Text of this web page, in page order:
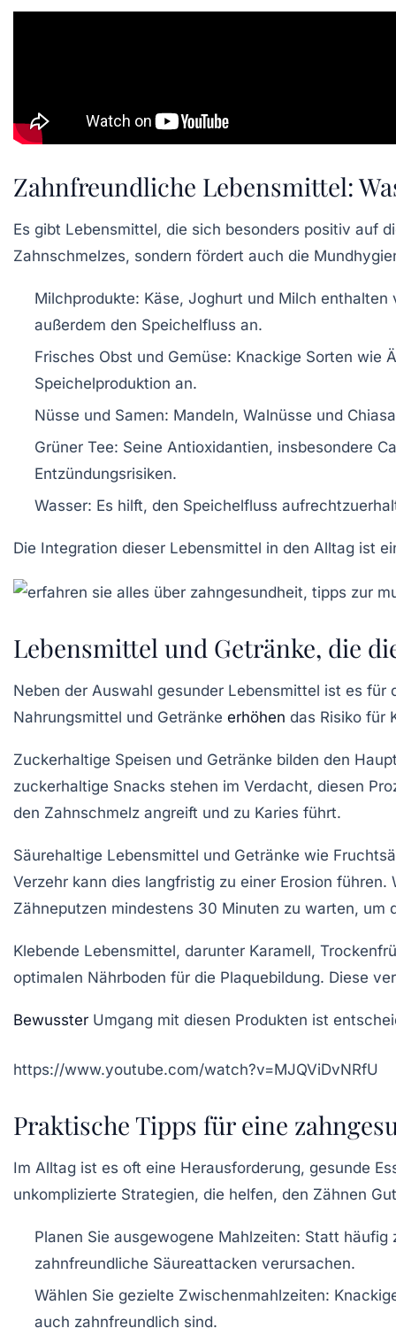
Zahnfreundliche Lebensmittel:
Es gibt Lebensmittel, die sich besonders positiv auf
Zahnschmelzes, sondern fördert auch die
Milchprodukte: Käse, Joghurt und Milch
außerdem den Speichelfluss an.
Frisches Obst und Gemüse: Knackige Sorten wie
Speichelproduktion an.
Nüsse und Samen: Mandeln, Walnüsse und
Grüner Tee: Seine Antioxidantien, insbesondere
Entzündungsrisiken.
Wasser: Es hilft, den Speichelfluss
Die Integration dieser Lebensmittel in den Alltag ist
Lebensmittel und Getränke, die
Neben der Auswahl gesunder Lebensmittel ist es
Nahrungsmittel und Getränke erhöhen das Risiko für
Zuckerhaltige Speisen und Getränke bilden den
zuckerhaltige Snacks stehen im Verdacht, diesen
den Zahnschmelz angreift und zu Karies führt.
Säurehaltige Lebensmittel und Getränke wie
Verzehr kann dies langfristig zu einer Erosion
Zähneputzen mindestens 30 Minuten zu warten,
Klebende Lebensmittel, darunter Karamell,
optimalen Nährboden für die Plaquebildung. Diese
Bewusster Umgang mit diesen Produkten ist
https://www.youtube.com/watch?v=MJQViDvNRfU
Praktische Tipps für eine
Im Alltag ist es oft eine Herausforderung, gesunde
unkomplizierte Strategien, die helfen, den Zähnen
Planen Sie ausgewogene Mahlzeiten: Statt häufig
zahnfreundliche Säureattacken verursachen.
Wählen Sie gezielte Zwischenmahlzeiten:
auch zahnfreundlich sind.